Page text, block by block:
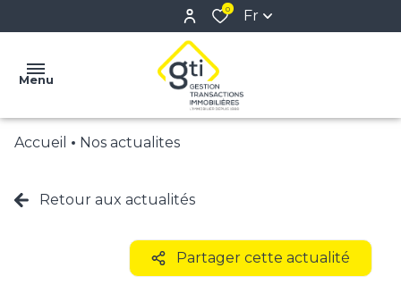
0 Fr
Menu
ACHETER
Accueil Nos actualites
Retour aux actualités
Partager cette actualité